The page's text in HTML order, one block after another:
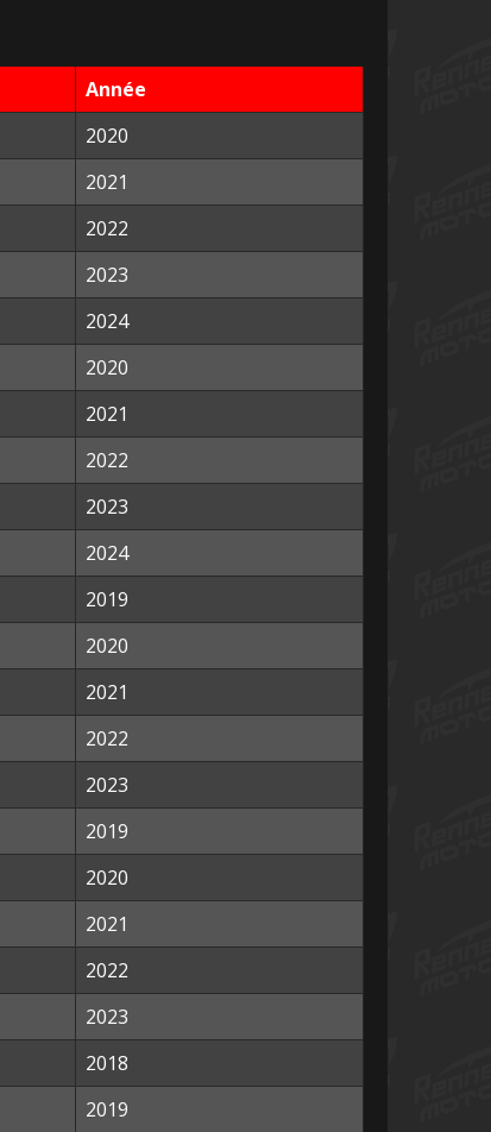
Année
2020
2021
2022
2023
2024
2020
2021
2022
2023
2024
2019
2020
2021
2022
2023
2019
2020
2021
2022
2023
2018
2019